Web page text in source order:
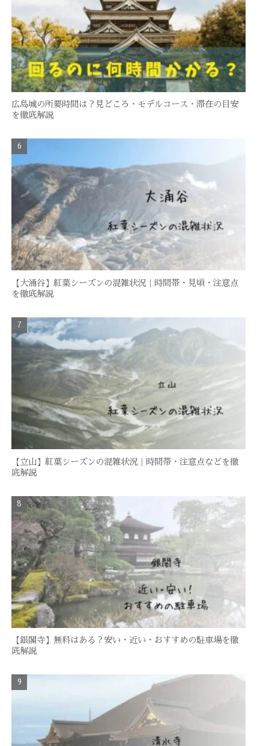
広島城の所要時間は？見どころ・モデルコース・滞在の目安
を徹底解説
【大涌谷】紅葉シーズンの混雑状況｜時間帯・見頃・注意点
を徹底解説
【立山】紅葉シーズンの混雑状況｜時間帯・注意点などを徹
底解説
【銀閣寺】無料はある？安い・近い・おすすめの駐車場を徹
底解説